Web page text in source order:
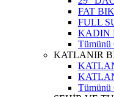
FAT
FULL
KADIN
Tümünü
KATLANIR
Tümünü